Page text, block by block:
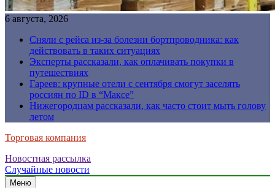
6 августа, 2026
Сняли с рейса из-за болезни бортпроводника: как
действовать в таких ситуациях
Эксперты рассказали, как оплачивать покупки в
путешествиях
Гареев: крупные отели с сентября смогут заселять
россиян по ID в “Максе”
Нижегородцам рассказали, как часто стоит мыть голову
летом
Торговая компания
Новостная рассылка
Случайные новости
Меню